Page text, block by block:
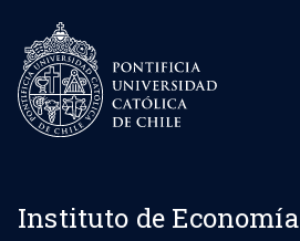
Instituto de Economía